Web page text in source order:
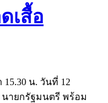
เสื้อ
15.30 น. วันที่ 12
ายกรัฐมนตรี พร้อม